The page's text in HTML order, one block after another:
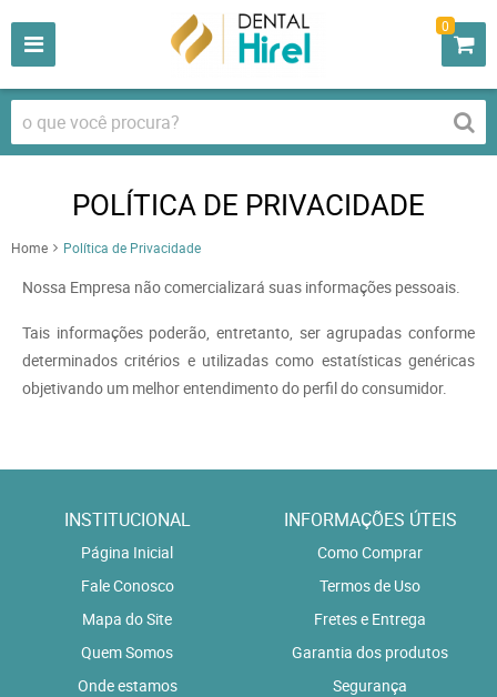
0
POLÍTICA DE PRIVACIDADE
Home Política de Privacidade
Nossa Empresa não comercializará suas informações pessoais.
Tais informações poderão, entretanto, ser agrupadas conforme
determinados critérios e utilizadas como estatísticas genéricas
objetivando um melhor entendimento do perfil do consumidor.
INSTITUCIONAL
Página Inicial
Fale Conosco
Mapa do Site
Quem Somos
Onde estamos
INFORMAÇÕES ÚTEIS
Como Comprar
Termos de Uso
Fretes e Entrega
Garantia dos produtos
Segurança